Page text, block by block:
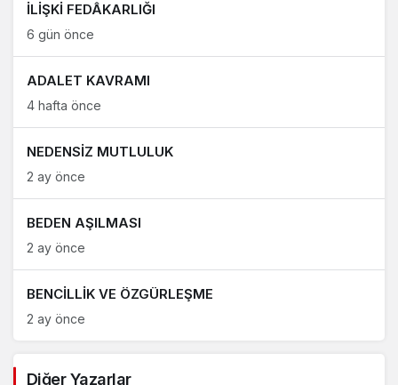
İLİŞKİ FEDÂKARLIĞI
6 gün önce
ADALET KAVRAMI
4 hafta önce
NEDENSİZ MUTLULUK
2 ay önce
BEDEN AŞILMASI
2 ay önce
BENCİLLİK VE ÖZGÜRLEŞME
2 ay önce
Diğer Yazarlar